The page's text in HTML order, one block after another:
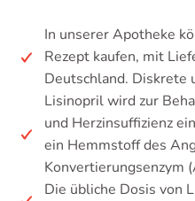
In unserer Apotheke
Rezept kaufen, mit
Deutschland. Diskrete
Lisinopril wird zur
und Herzinsuffizienz
ein Hemmstoff des
Konvertierungsenzym
Die übliche Dosis von